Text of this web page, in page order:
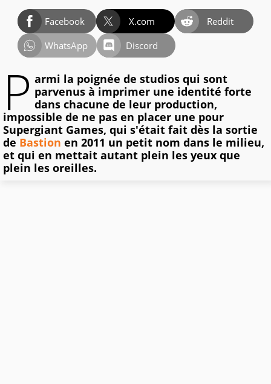
Facebook X.com
Reddit
WhatsApp
Discord
P armi la poignée de studios qui sont
parvenus à imprimer une identité forte
dans chacune de leur production,
impossible de ne pas en placer une pour
Supergiant Games, qui s'était fait dès la sortie
de Bastion en 2011 un petit nom dans le milieu,
et qui en mettait autant plein les yeux que
plein les oreilles.